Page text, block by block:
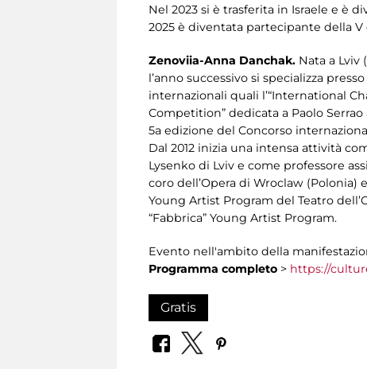
Nel 2023 si è trasferita in Israele e è
2025 è diventata partecipante della V
Zenoviia-Anna Danchak. Nata a Lviv
l’anno successivo si specializza
internazionali quali l’“International
Competition” dedicata a Paolo
5a edizione del Concorso
Dal 2012 inizia una intensa attività
Lysenko di Lviv e come professore
coro dell’Opera di Wroclaw (Polonia)
Young Artist Program del Teatro
“Fabbrica” Young Artist Program.
Evento nell'ambito della
Programma completo > https://
Gratis